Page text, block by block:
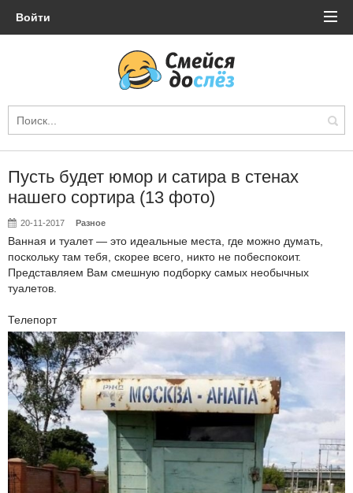
Войти
Пусть будет юмор и сатира в стенах
нашего сортира (13 фото)
20-11-2017 Разное
Ванная и туалет — это идеальные места, где можно думать,
поскольку там тебя, скорее всего, никто не побеспокоит.
Представляем Вам смешную подборку самых необычных
туалетов.
Телепорт